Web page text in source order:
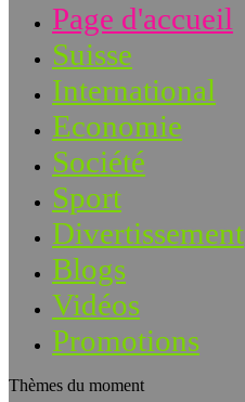
Page d'accueil
Suisse
International
Economie
Société
Sport
Divertissement
Blogs
Vidéos
Promotions
Thèmes du moment